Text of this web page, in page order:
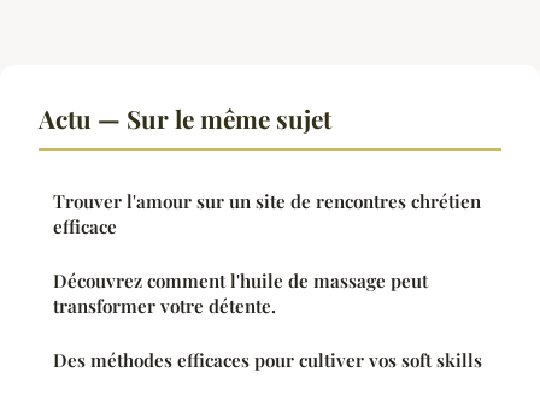
Actu — Sur le même sujet
Trouver l'amour sur un site de rencontres chrétien
efficace
Découvrez comment l'huile de massage peut
transformer votre détente.
Des méthodes efficaces pour cultiver vos soft skills